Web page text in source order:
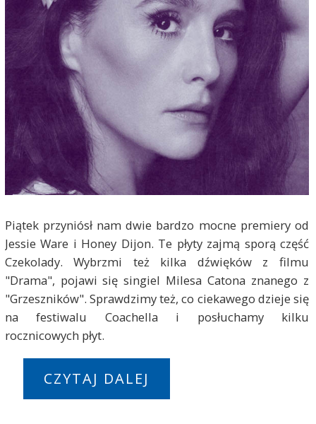
Piątek przyniósł nam dwie bardzo mocne premiery od
Jessie Ware i Honey Dijon. Te płyty zajmą sporą część
Czekolady. Wybrzmi też kilka dźwięków z filmu
"Drama", pojawi się singiel Milesa Catona znanego z
"Grzeszników". Sprawdzimy też, co ciekawego dzieje się
na festiwalu Coachella i posłuchamy kilku
rocznicowych płyt.
CZYTAJ DALEJ